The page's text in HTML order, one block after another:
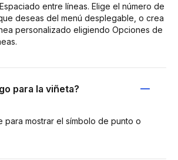
entre líneas. Elige el número de
deseas del menú desplegable, o crea
personalizado eligiendo Opciones de
para la viñeta?
para mostrar el símbolo de punto o